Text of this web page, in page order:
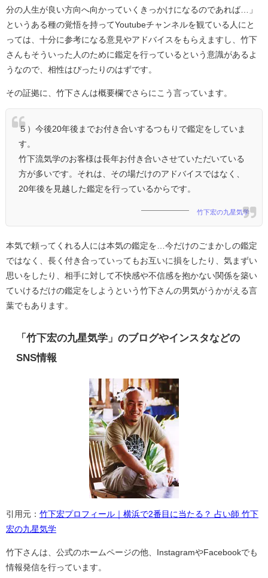
分の人生が良い方向へ向かっていくきっかけになるのであれば…」
というある種の覚悟を持ってYoutubeチャンネルを観ている人にと
っては、十分に参考になる意見やアドバイスをもらえますし、竹下
さんもそういった人のために鑑定を行っているという意識があるよ
うなので、相性はぴったりのはずです。
その証拠に、竹下さんは概要欄でさらにこう言っています。
５）今後20年後までお付き合いするつもりで鑑定をしていま
す。
竹下流気学のお客様は長年お付き合いさせていただいている
方が多いです。それは、その場だけのアドバイスではなく、
20年後を見越した鑑定を行っているからです。
竹下宏の九星気学
本気で頼ってくれる人には本気の鑑定を…今だけのごまかしの鑑定
ではなく、長く付き合っていってもお互いに損をしたり、気まずい
思いをしたり、相手に対して不快感や不信感を抱かない関係を築い
ていけるだけの鑑定をしようという竹下さんの男気がうかがえる言
葉でもあります。
「竹下宏の九星気学」のブログやインスタなどの
SNS情報
引用元： 竹下宏プロフィール｜横浜で2番目に当たる？ 占い師 竹下
宏の九星気学
竹下さんは、公式のホームページの他、InstagramやFacebookでも
情報発信を行っています。